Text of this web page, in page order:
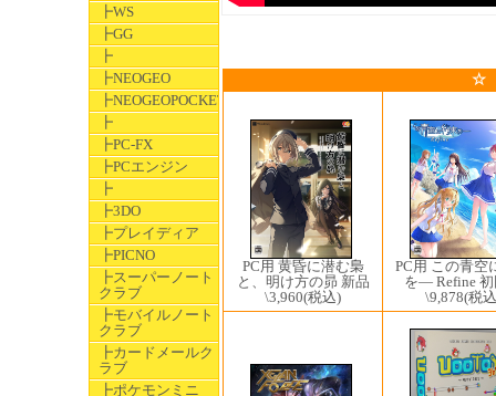
┣WS
┣GG
┣
┣NEOGEO
┣NEOGEOPOCKET
┣
┣PC-FX
┣PCエンジン
┣
┣3DO
┣プレイディア
┣PICNO
┣スーパーノート
クラブ
┣モバイルノート
クラブ
┣カードメールク
ラブ
┣ポケモンミニ
☆
PC用 黄昏に潜む梟
と、明け方の昴 新品
\3,960(税込)
PC用 この青空
を― Refine 初
\9,878(税